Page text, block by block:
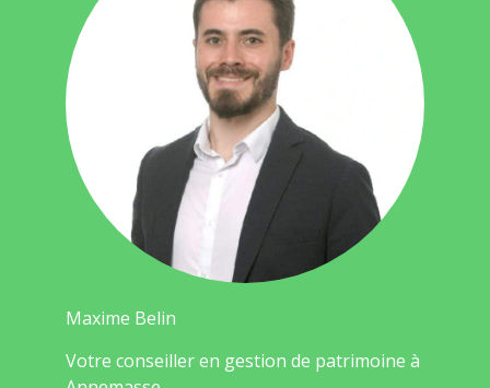
Maxime Belin
Votre conseiller en gestion de patrimoine à